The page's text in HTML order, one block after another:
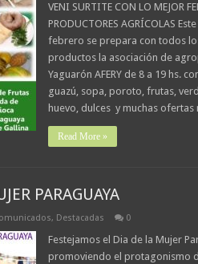
VENI SURTITE CON LO MEJOR
PRODUCTORES AGRÍCOLAS
febrero se prepara con todos
productos la asociación de
Yaguarón AFERY de 8 a 19 hs.
guazú, sopa, poroto, frutas,
huevo, dulces y muchas
Read More »
PARAGUAYA
, Destacadas 0
Festejamos el Dia de la Mujer
promoviendo el protagonismo